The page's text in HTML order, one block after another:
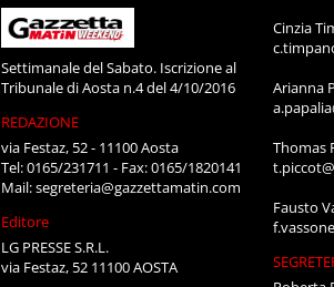
Settimanale del Sabato. Iscrizione al
Tribunale di Aosta n.4 del 4/10/2016
REDAZIONE
via Festaz, 52 - 11100 Aosta
Tel: 0165/231711 - Fax: 0165/1820141
Mail:segreteria@gazzettamatin.com
Editore
LG PRESSE S.R.L.
via Festaz, 52 11100 AOSTA
Cinzia
Arianna
Thomas
Fausto